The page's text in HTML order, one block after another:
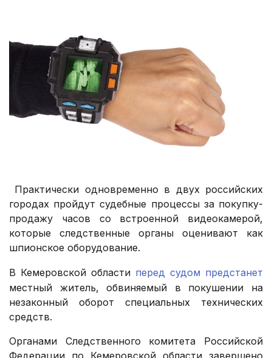
Практически одновременно в двух российских
городах пройдут судебные процессы за покупку-
продажу часов со встроенной видеокамерой,
которые следственные органы оценивают как
шпионское оборудование.
В Кемеровской области перед судом предстанет
местный житель, обвиняемый в покушении на
незаконный оборот специальных технических
средств.
Органами Следственного комитета Российской